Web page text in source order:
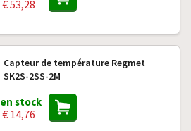
€ 53,28
Capteur de température Regmet
SK2S-2SS-2M
en stock
€ 14,76